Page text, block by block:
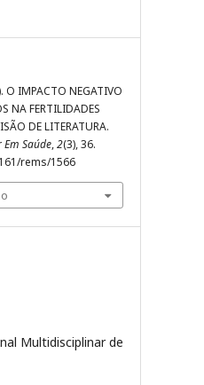
O IMPACTO NEGATIVO
NA FERTILIDADES
DE LITERATURA.
Saúde,2(3), 36.
rems/1566
Multidisciplinar de